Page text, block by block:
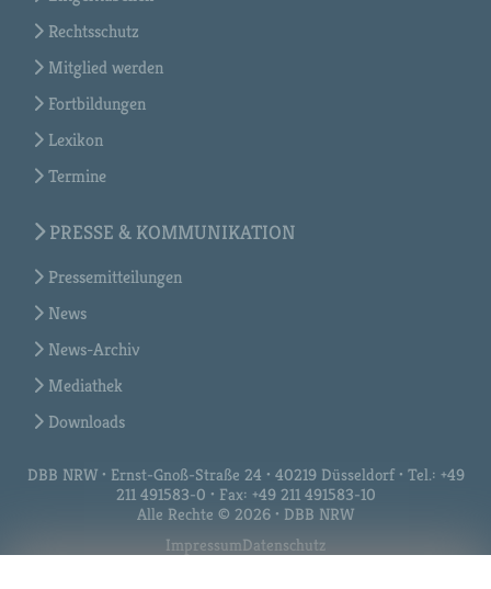
Rechtsschutz
Mitglied werden
Fortbildungen
Lexikon
Termine
PRESSE & KOMMUNIKATION
Pressemitteilungen
News
News-Archiv
Mediathek
Downloads
DBB NRW • Ernst-Gnoß-Straße 24 • 40219 Düsseldorf • Tel.: +49
211 491583-0 • Fax: +49 211 491583-10
Alle Rechte © 2026 • DBB NRW
ImpressumDatenschutz